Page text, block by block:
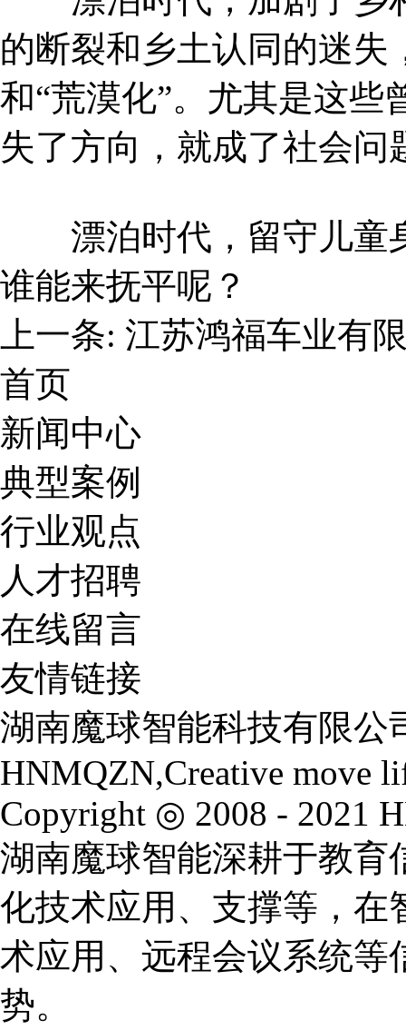
的断裂和乡土认同的迷
和“荒漠化”。尤其是这些
失了方向，就成了社会
漂泊时代，留守儿童
谁能来抚平呢？
上一条: 江苏鸿福车业有
首页
新闻中心
典型案例
行业观点
人才招聘
在线留言
友情链接
湖南魔球智能科技有限
HNMQZN,Creative move
Copyright ◎ 2008 - 2021
湖南魔球智能深耕于教育
化技术应用、支撑等，在
术应用、远程会议系统等
势。